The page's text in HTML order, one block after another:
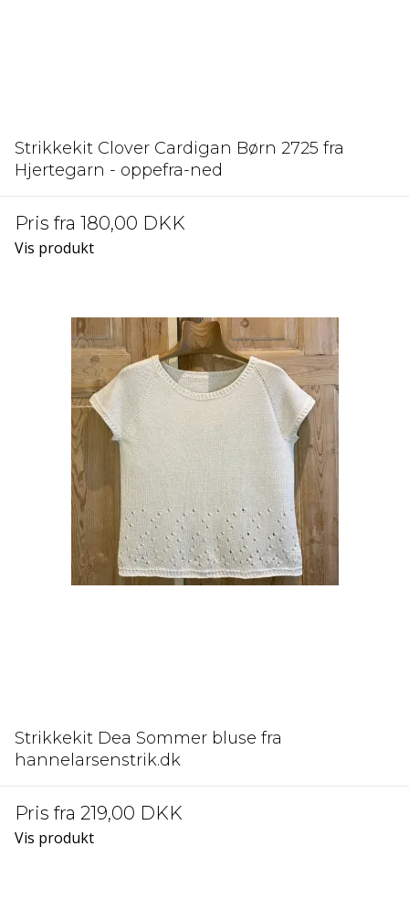
Strikkekit Clover Cardigan Børn 2725 fra
Hjertegarn - oppefra-ned
Pris fra 180,00 DKK
Vis produkt
Strikkekit Dea Sommer bluse fra
hannelarsenstrik.dk
Pris fra 219,00 DKK
Vis produkt